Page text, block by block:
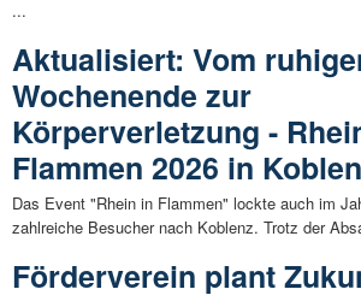
...
Aktualisiert: Vom
Wochenende zur
Körperverletzung -
Flammen 2026 in
Das Event "Rhein in Flammen" lockte auch im
zahlreiche Besucher nach Koblenz. Trotz der
Förderverein plant